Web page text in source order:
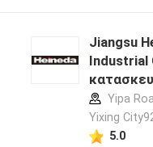
Jiangsu
Industrial
Yipa
Yixing
5.0